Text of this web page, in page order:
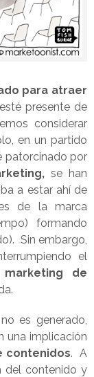
para atraer
presente de
considerar
en un partido
patorcinado por
se han
a estar ahí de
de la marca
formando
Sin embargo,
el
marketing de
es generado,
una implicación
contenidos. A
del contenido y